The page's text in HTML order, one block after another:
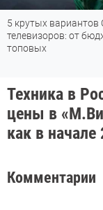
5 крутых вариантов
телевизоров: от
топовых
Техника в
цены в
как в начале
Комментарии